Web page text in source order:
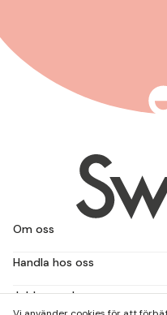
Om oss
Handla hos oss
Jobba med oss